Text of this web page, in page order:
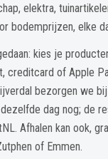
elektra,
bodemprijzen, elke
kies je
creditcard of Apple
bezorgen we
dag nog; de
Afhalen kan ook,
of Emmen.